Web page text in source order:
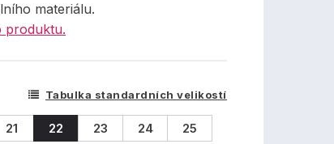
materiálu.
produktu.
Tabulka standardních velikostí
21 22 23 24 25